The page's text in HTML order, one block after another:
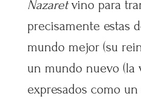
Nazaretvino para
precisamente estas
mundo mejor (su
un mundo nuevo (la
expresados como